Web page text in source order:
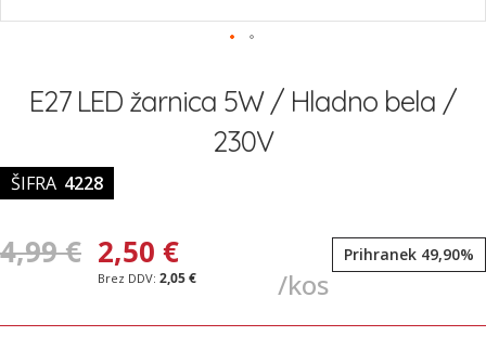
začetekE27 LED žarnica 5W / Hladno bela /
230V
ŠIFRA 4228
4,99 € 2,50 €
2,05 €
Prihranek 49,90%
/kos